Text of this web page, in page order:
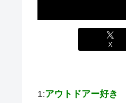
X
1:アウトドアー好き